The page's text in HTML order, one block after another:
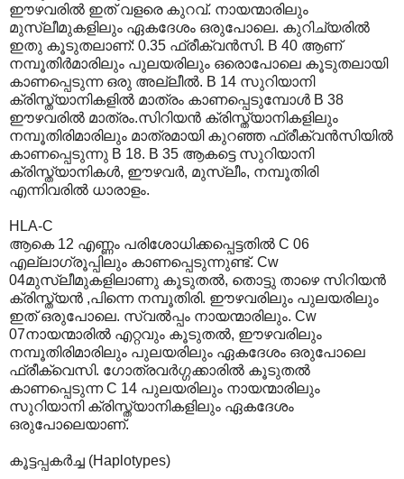
ഈഴവരില്‍ ഇത് വളരെ കുറവ്. നായന്മാരിലും
മുസ്ലീമുകളിലും ഏകദേശം ഒരുപോലെ. കുറിച്യരില്‍
ഇതു കൂടുതലാണ്: 0.35 ഫ്രീക്വന്‍സി. B 40 ആണ്
നമ്പൂതിര്‍മാരിലും പുലയരിലും ഒരൊപോലെ കൂടുതലായി
കാണപ്പെടുന്ന ഒരു അല്ലീല്‍. B 14 സുറിയാനി
ക്രിസ്ത്യാനികളില്‍ മാത്രം കാണപ്പെടുമ്പോള്‍ B 38
ഈഴവരില്‍ മാത്രം.സിറിയന്‍ ക്രിസ്ത്യാനികളിലും
നമ്പൂതിരി‍മാരിലും മാത്രമായി കുറഞ്ഞ ഫ്രീക്വന്‍സിയില്‍
കാണപ്പെടുന്നു B 18. B 35 ആകട്ടെ സുറിയാനി
ക്രിസ്ത്യാനികള്‍, ഈഴവര്‍, മുസ്ലീം, നമ്പൂതിരി
എന്നിവരില്‍ ധാരാളം.
HLA-C
ആകെ 12 എണ്ണം പരിശോധിക്കപ്പെട്ടതില്‍ C 06
എല്ലാഗ്രൂപ്പിലും കാണപ്പെടുന്നുണ്ട്. Cw
04മുസ്ലീമുകളിലാണു കൂടുതല്‍, തൊട്ടു താഴെ സിറിയന്‍‍
ക്രിസ്ത്യന്‍ ,പിന്നെ നമ്പൂതിരി. ഈഴവരിലും പുലയരിലും
ഇത് ഒരുപോലെ. സ്വല്‍പ്പം നായന്മാരിലും. Cw
07നായന്മാരില്‍ എറ്റവും കൂടുതല്‍, ഈഴവരിലും
നമ്പൂതിരിമാരിലും പുലയരിലും ഏകദേശം ഒരുപോലെ
ഫ്രീക്വെസി. ഗോത്രവര്‍ഗ്ഗക്കാരില്‍ കൂടുതല്‍
കാണപ്പെടുന്ന C 14 പുലയരിലും നായന്മാരിലും
സുറിയാനി ക്രിസ്ത്യാനികളിലും ഏകദേശം
ഒരുപോലെയാണ്.
കൂട്ടപ്പകര്‍ച്ച (Haplotypes)